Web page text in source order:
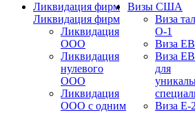
Ликвидация фирм
Ликвидация фирм
Ликвидация
ООО
Ликвидация
нулевого
ООО
Ликвидация
ООО с одним
Визы США
Виза
О-1
Виза
Виза
для
Виза E-